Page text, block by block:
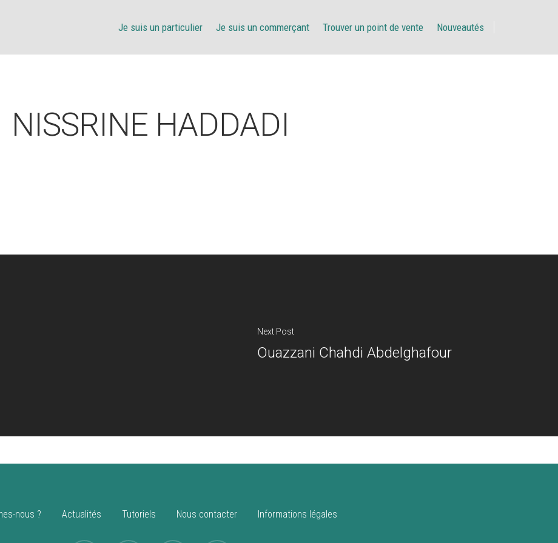
Je suis un particulier Je suis un commerçant Trouver un point de vente Nouveautés
NISSRINE HADDADI
Next Post
Ouazzani Chahdi Abdelghafour
nous ? Actualités Tutoriels Nous contacter Informations légales